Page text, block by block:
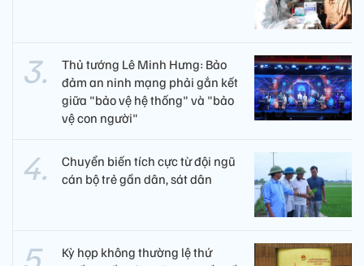
Thủ tướng Lê Minh Hưng: Bảo
đảm an ninh mạng phải gắn kết
giữa "bảo vệ hệ thống" và "bảo
vệ con người"
Chuyển biến tích cực từ đội ngũ
cán bộ trẻ gần dân, sát dân
Kỳ họp không thường lệ thứ